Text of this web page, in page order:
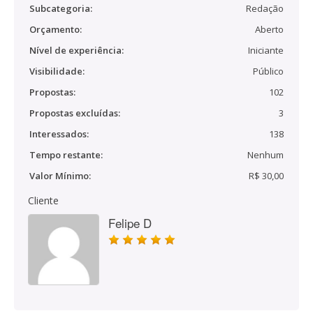
Subcategoria:
Redação
Orçamento:
Aberto
Nível de experiência:
Iniciante
Visibilidade:
Público
Propostas:
102
Propostas excluídas:
3
Interessados:
138
Tempo restante:
Nenhum
Valor Mínimo:
R$ 30,00
Cliente
Felipe D